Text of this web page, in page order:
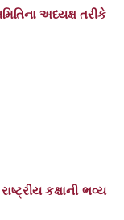
અધ્યક્ષ તરીકે
કક્ષાની ભવ્ય